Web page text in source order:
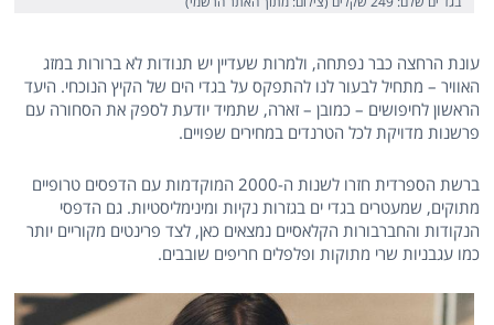
עונת הרחצה כבר נפתחה, ולמרות שעדיין יש תנודות לא ברורות במזג
האוויר – מתחיל לבעור לנו להתפקס על בגדי הים של הקיץ הנוכחי. היעד
הראשון לחיפושים – כמובן – זארה, שתמיד יודעת לספק את הסחורה עם
פרשנות מדויקת לכל הטרנדים במחירים שפויים.
ברשת הספרדית חזרו לשנות ה-2000 המוקדמות עם הדפסים טרופיים
מתוקים, שמעטרים בגדי ים בגזרות נקיות ומינימליסטיות. גם הדפסי
הנקודות והחברבורות הקלאסיים נמצאים כאן, לצד פרינטים מקוריים יותר
כמו עגבניות שרי מתוקות ופלפלים חריפים שובבים.